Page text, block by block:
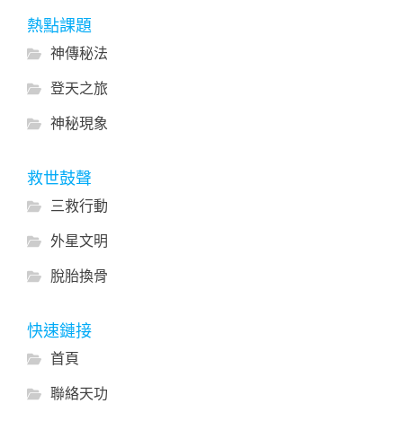
熱點課題
神傳秘法
登天之旅
神秘現象
救世鼓聲
三救行動
外星文明
脫胎換骨
快速鏈接
首頁
聯絡天功